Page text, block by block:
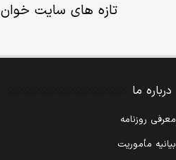
تازه های سایت خوان
درباره ما
معرفی روزنامه
بیانیه مأموریت